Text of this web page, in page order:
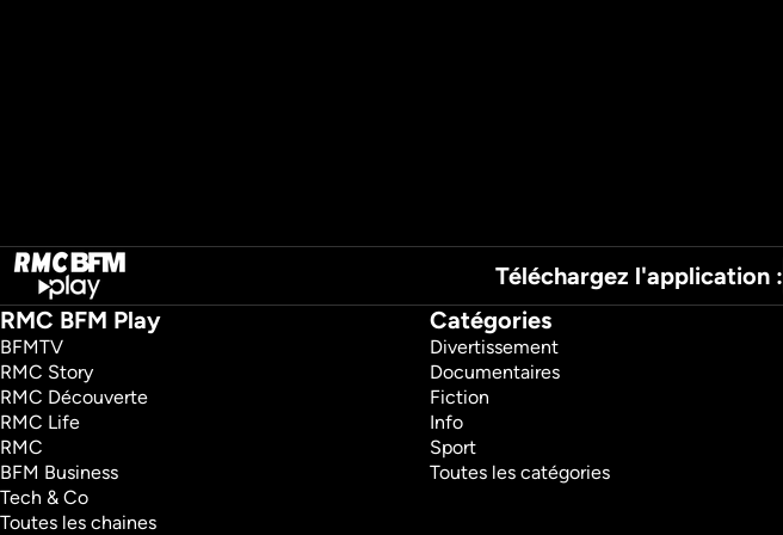
Téléchargez l'application :
RMC BFM Play
BFMTV
RMC Story
RMC Découverte
RMC Life
RMC
BFM Business
Tech & Co
Toutes les chaines
Catégories
Divertissement
Documentaires
Fiction
Info
Sport
Toutes les catégories